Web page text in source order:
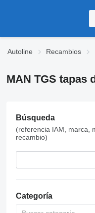
Autoline Recambios
MAN TGS tapas
Búsqueda
(referencia IAM, marca,
recambio)
Categoría